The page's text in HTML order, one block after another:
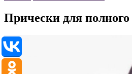
Прически для